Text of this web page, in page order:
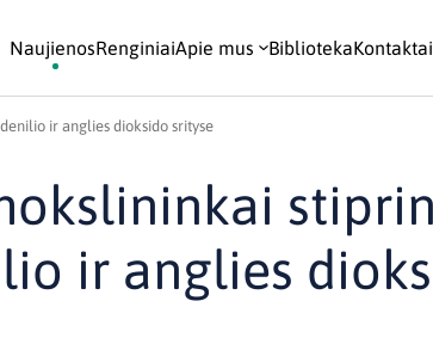
NaujienosRenginiaiApie mus BibliotekaKontaktai
ir anglies dioksido srityse
ir anglies